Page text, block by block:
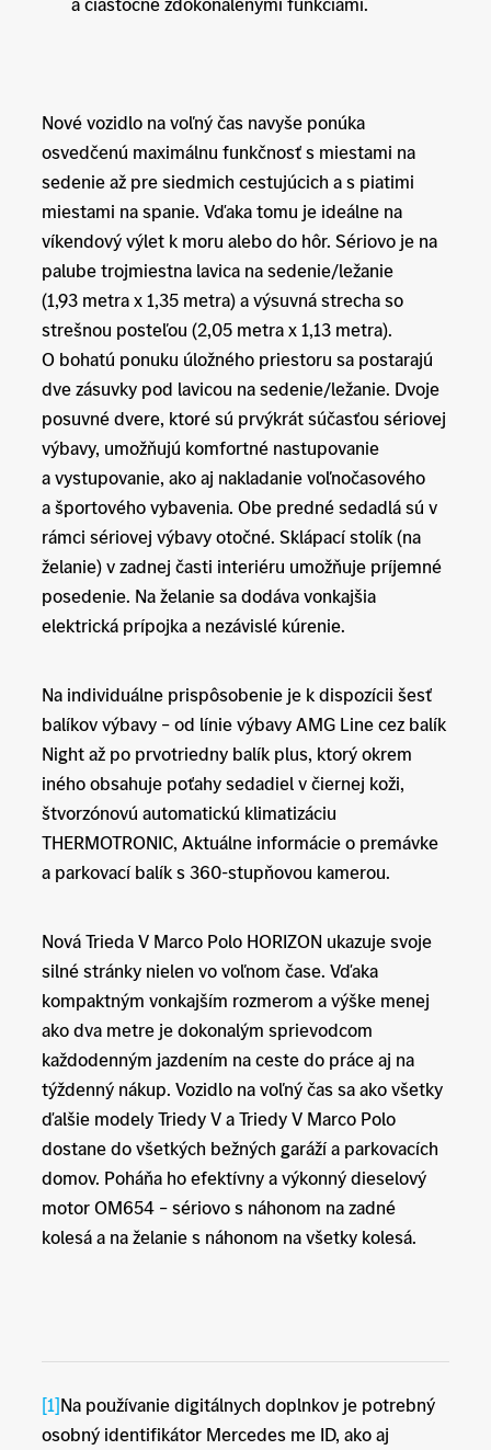
Nové vozidlo na voľný čas navyše ponúka
osvedčenú maximálnu funkčnosť s miestami na
sedenie až pre siedmich cestujúcich a s piatimi
miestami na spanie. Vďaka tomu je ideálne na
víkendový výlet k moru alebo do hôr. Sériovo je na
palube trojmiestna lavica na sedenie/ležanie
(1,93 metra x 1,35 metra) a výsuvná strecha so
strešnou posteľou (2,05 metra x 1,13 metra).
O bohatú ponuku úložného priestoru sa postarajú
dve zásuvky pod lavicou na sedenie/ležanie. Dvoje
posuvné dvere, ktoré sú prvýkrát súčasťou sériovej
výbavy, umožňujú komfortné nastupovanie
a vystupovanie, ako aj nakladanie voľnočasového
a športového vybavenia. Obe predné sedadlá sú v
rámci sériovej výbavy otočné. Sklápací stolík (na
želanie) v zadnej časti interiéru umožňuje príjemné
posedenie. Na želanie sa dodáva vonkajšia
elektrická prípojka a nezávislé kúrenie.
Na individuálne prispôsobenie je k dispozícii šesť
balíkov výbavy – od línie výbavy AMG Line cez balík
Night až po prvotriedny balík plus, ktorý okrem
iného obsahuje poťahy sedadiel v čiernej koži,
štvorzónovú automatickú klimatizáciu
THERMOTRONIC, Aktuálne informácie o premávke
a parkovací balík s 360-stupňovou kamerou.
Nová Trieda V Marco Polo HORIZON ukazuje svoje
silné stránky nielen vo voľnom čase. Vďaka
kompaktným vonkajším rozmerom a výške menej
ako dva metre je dokonalým sprievodcom
každodenným jazdením na ceste do práce aj na
týždenný nákup. Vozidlo na voľný čas sa ako všetky
ďalšie modely Triedy V a Triedy V Marco Polo
dostane do všetkých bežných garáží a parkovacích
domov. Poháňa ho efektívny a výkonný dieselový
motor OM654 – sériovo s náhonom na zadné
kolesá a na želanie s náhonom na všetky kolesá.
[1]Na používanie digitálnych doplnkov je potrebný
osobný identifikátor Mercedes me ID, ako aj